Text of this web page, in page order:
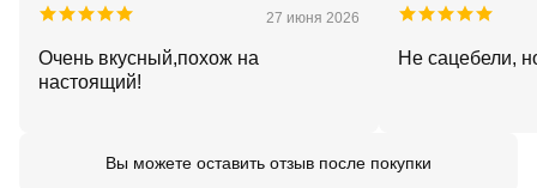
27 июня 2026
Очень вкусный,похож на
настоящий!
Не сацебели,
Вы можете оставить отзыв после покупки